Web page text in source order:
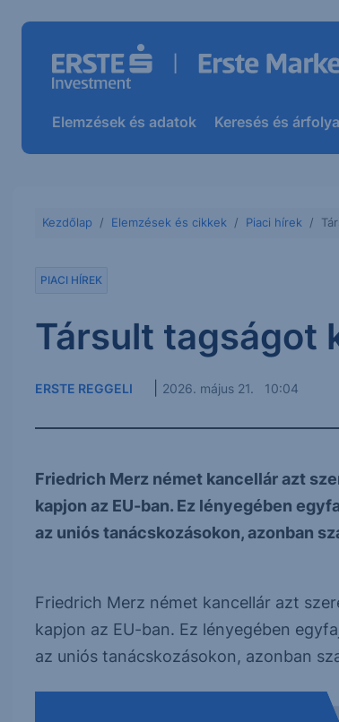
Elemzések és adatok Keresés és
Kezdőlap Elemzések és cikkek Piaci hírek
PIACI HÍREK
Társult tagságot
ERSTE REGGELI 2026. május 21. 10:04
Friedrich Merz német kancellár azt
kapjon az EU-ban. Ez lényegében
az uniós tanácskozásokon, azonban
Friedrich Merz német kancellár azt
kapjon az EU-ban. Ez lényegében
az uniós tanácskozásokon, azonban